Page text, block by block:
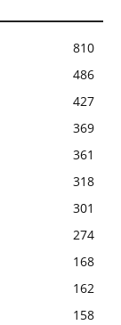
810
486
427
369
361
318
301
274
168
162
158